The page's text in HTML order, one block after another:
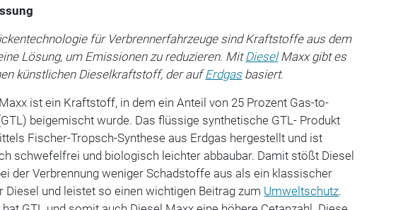
für Verbrennerfahrzeuge sind Kraftstoffe aus dem
Lösung, um Emissionen zu reduzieren. MitDieselMaxx gibt es
künstlichen Dieselkraftstoff, der aufErdgasbasiert.
ist ein Kraftstoff, in dem ein Anteil von 25 Prozent Gas-to-
beigemischt wurde. Das flüssige synthetische GTL- Produkt
Fischer-Tropsch-Synthese aus Erdgas hergestellt und ist
schwefelfrei und biologisch leichter abbaubar. Damit stößt Diesel
der Verbrennung weniger Schadstoffe aus als ein klassischer
Diesel und leistet so einen wichtigen Beitrag zum Umweltschutz.